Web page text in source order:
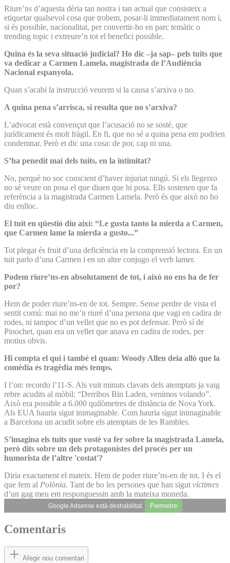
Riure’ns d’aquesta dèria tan nostra i tan actual que consisteix a
etiquetar qualsevol cosa que trobem, posar-li immediatament nom i,
si és possible, nacionalitat, per convertir-ho en parc temàtic o
trending topic i extreure’n tot el benefici possible.
Quina és la seva situació judicial? Ho dic –ja sap– pels tuits que
va dedicar a Carmen Lamela, magistrada de l’Audiència
Nacional espanyola.
Quan s’acabi la instrucció veurem si la causa s’arxiva o no.
A quina pena s’arrisca, si resulta que no s’arxiva?
L’advocat està convençut que l’acusació no se sosté, que
jurídicament és molt fràgil. En fi, que no sé a quina pena em podrien
condemnar. Però et dic una cosa: de por, cap ni una.
S’ha penedit mai dels tuits, en la intimitat?
No, perquè no soc conscient d’haver injuriat ningú. Si els llegeixo
no sé veure on posa el que diuen que hi posa. Ells sostenen que fa
referència a la magistrada Carmen Lamela. Però és que això no ho
diu enlloc.
El tuit en qüestió diu així: “Le gusta tanto la mierda a Carmen,
que Carmen lame la mierda a gusto...”
Tot plegat és fruit d’una deficiència en la comprensió lectora. En un
tuit parlo d’una Carmen i en un altre conjugo el verb lamer.
Podem riure’ns-en absolutament de tot, i això no ens ha de fer
por?
Hem de poder riure’ns-en de tot. Sempre. Sense perdre de vista el
sentit comú: mai no me’n riuré d’una persona que vagi en cadira de
rodes, ni tampoc d’un vellet que no es pot defensar. Però sí de
Pinochet, quan era un vellet que anava en cadira de rodes, per
motius obvis.
Hi compta el qui i també el quan: Woody Allen deia allò que la
comèdia és tragèdia més temps.
I l’on: recordo l’11-S. Als vuit minuts clavats dels atemptats ja vaig
rebre acudits al mòbil: “Derribos Bin Laden, venimos volando”.
Això era possible a 6.000 quilòmetres de distància de Nova York.
Als EUA hauria sigut inimaginable. Com hauria sigut inimaginable
a Barcelona un acudit sobre els atemptats de les Rambles.
S’imagina els tuits que vostè va fer sobre la magistrada Lamela,
però dits sobre un dels protagonistes del procés per un
humorista de l’altre 'costat'?
Diria exactament el mateix. Hem de poder riure’ns-en de tot. I és el
que fem al Polònia. Tant de bo les persones que han sigut víctimes
d’un gag meu em responguessin amb la mateixa moneda.
Google Adsense està deshabilitat. Permetre
Comentaris
Afegir nou comentari